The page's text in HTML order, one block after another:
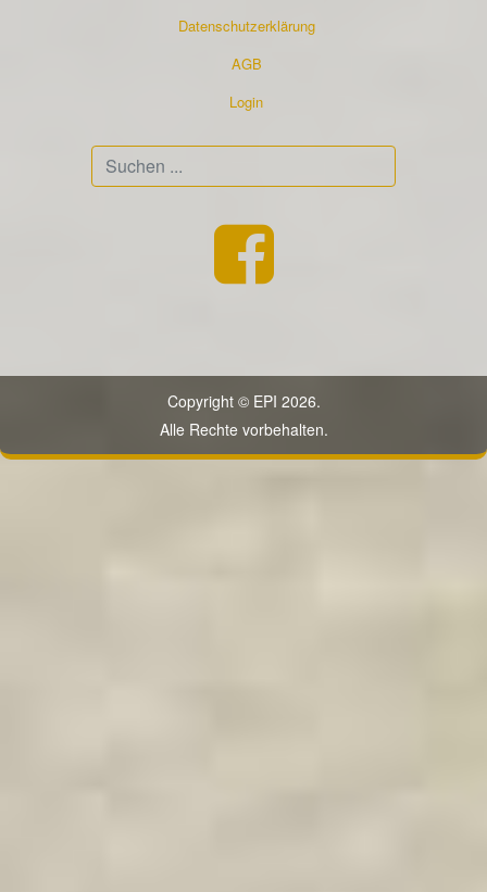
Datenschutzerklärung
AGB
Login
Copyright © EPI 2026.
Alle Rechte vorbehalten.